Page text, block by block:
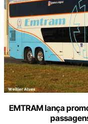
EMTRAM lança
mail